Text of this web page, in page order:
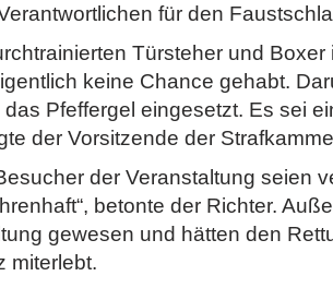
für den
Türsteher und
keine Chance gehabt.
Pfeffergel eingesetzt. Es sei
der Vorsitzende der
der Veranstaltung seien
betonte der Richter.
gewesen und hätten den
miterlebt.